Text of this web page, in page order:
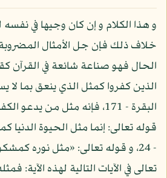
و هذا الكلام و إن كان وجيها في
خلاف ذلك فإن جل الأمثال المضروبة
الحال فهو صناعة شائعة في القرآن
الذين كفروا كمثل الذي ينعق بما لا
البقرة - 171، فإنه مثل من يدعو
قوله تعالى: إنما مثل الحيوة الدنيا
تعالى في الآيات التالية لهذه الآية: